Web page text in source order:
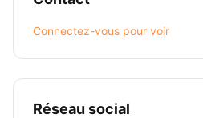
Connectez-vous pour voir
Réseau social